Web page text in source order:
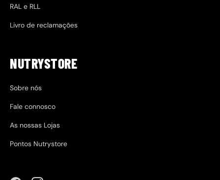
RAL e RLL
Livro de reclamações
NUTRYSTORE
Sobre nós
Fale connosco
As nossas Lojas
Pontos Nutrystore